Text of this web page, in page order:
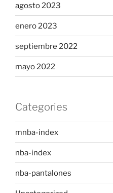
agosto 2023
enero 2023
septiembre 2022
mayo 2022
Categories
mnba-index
nba-index
nba-pantalones